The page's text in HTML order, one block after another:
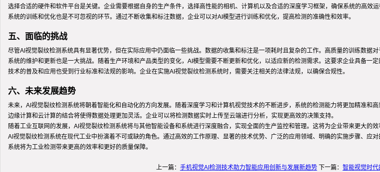
选择合适的硬件和软件平台是关键。企业需要根据自身的生产条件，选择高性能的相机、计算机以及合适的深度学习框架，确保系统的高效运
系统的训练和优化也是不可忽视的环节。通过不断收集和标注数据，企业可以对AI模型进行训练和优化，提高检测的准确性和效率。
五、面临的挑战
尽管AI视觉裂纹检测系统具有显著优势，但在实际应用中仍面临一些挑战。数据的收集和标注是一项耗时且复杂的工作。高质量的训练数据
系统的维护和更新也是一大挑战。随着生产环境和产品类型的变化，AI模型需要不断更新和优化，以适应新的检测需求。这要求企业具备一定
技术的普及和应用也受到行业标准和法规的影响。企业在实施AI视觉裂纹检测系统时，需要关注相关的法律法规，以确保合规性。
六、未来发展趋势
未来，AI视觉裂纹检测系统将朝着智能化和自动化的方向发展。随着深度学习和计算机视觉技术的不断进步，系统的检测能力将更加精准和高
边缘计算和云计算的结合将使得数据处理更加灵活。企业可以将检测数据实时上传至云端进行分析，实现更高效的决策支持。
随着工业互联网的发展，AI视觉裂纹检测系统将与其他智能设备和系统进行深度融合，实现全面的生产监控和管理。这将为企业带来更大的效
AI视觉裂纹检测系统在现代工业中扮演着不可或缺的角色。通过高效的工作原理、显著的技术优势、广泛的应用领域、明确的实施步骤、应
系统将为工业检测带来更高的效率和更好的质量保障。
上一篇： 手机视觉AI检测技术助力智能应用创新与发展新趋势下一篇： 智能视觉时